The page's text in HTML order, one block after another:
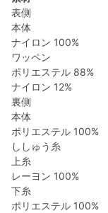
表側
本体
ナイロン 100%
ワッペン
ポリエステル 88%
ナイロン 12%
裏側
本体
ポリエステル 100%
ししゅう糸
上糸
レーヨン 100%
下糸
ポリエステル 100%